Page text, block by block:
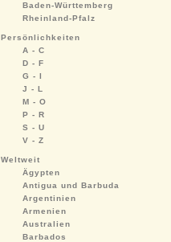
Baden-Württemberg
Rheinland-Pfalz
Persönlichkeiten
A - C
D - F
G - I
J - L
M - O
P - R
S - U
V - Z
Weltweit
Ägypten
Antigua und Barbuda
Argentinien
Armenien
Australien
Barbados